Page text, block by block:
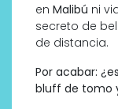
en Malibú ni
secreto de
de distancia.
Por acabar:
bluff de tomo